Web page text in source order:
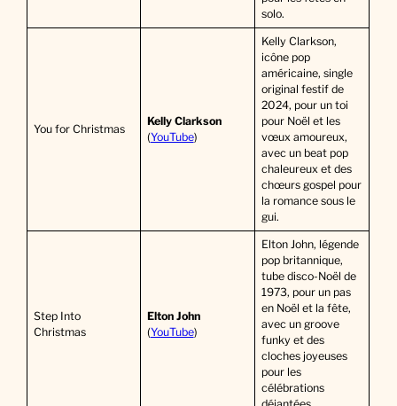
solo.
You for Christmas
Kelly Clarkson
(YouTube)
Kelly Clarkson,
icône pop
américaine, single
original festif de
2024, pour un toi
pour Noël et les
vœux amoureux,
avec un beat pop
chaleureux et des
chœurs gospel pour
la romance sous le
gui.
Step Into
Christmas
Elton John
(YouTube)
Elton John, légende
pop britannique,
tube disco-Noël de
1973, pour un pas
en Noël et la fête,
avec un groove
funky et des
cloches joyeuses
pour les
célébrations